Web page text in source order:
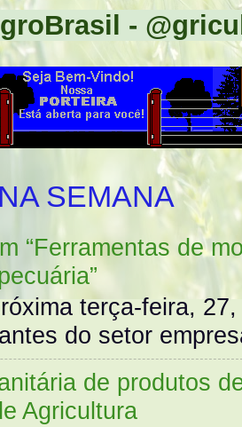
-
SEMANA
“Ferramentas de
terça-feira,
do setor
de produtos
Agricultura